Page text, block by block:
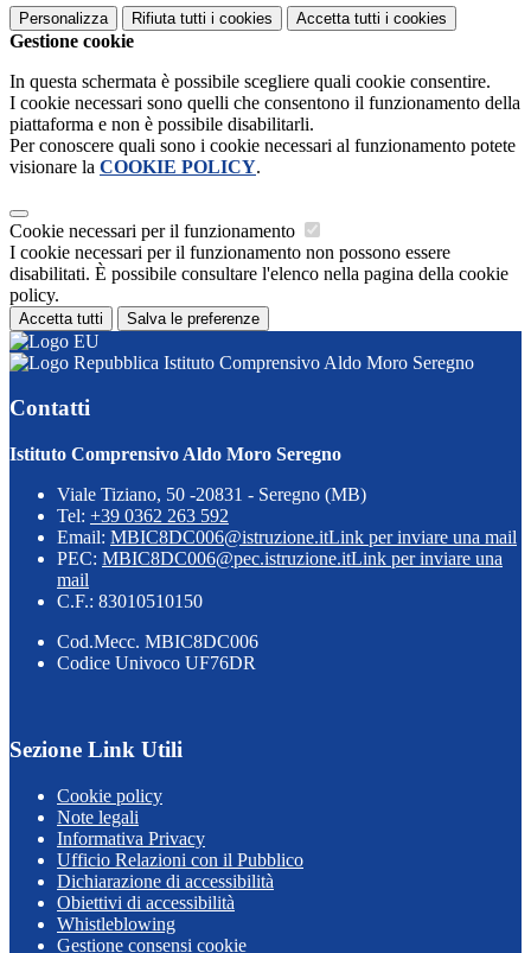
Personalizza Rifiuta tutti i cookies Accetta tutti i cookies
Gestione cookie
In questa schermata è possibile scegliere quali cookie consentire.
I cookie necessari sono quelli che consentono il funzionamento della
piattaforma e non è possibile disabilitarli.
Per conoscere quali sono i cookie necessari al funzionamento potete
visionare la COOKIE POLICY.
Cookie necessari per il funzionamento
I cookie necessari per il funzionamento non possono essere
disabilitati. È possibile consultare l'elenco nella pagina della cookie
policy.
Accetta tutti Salva le preferenze
Istituto Comprensivo Aldo Moro Seregno
Contatti
Istituto Comprensivo Aldo Moro Seregno
Viale Tiziano, 50 -20831 - Seregno (MB)
Tel: +39 0362 263 592
Email: MBIC8DC006@istruzione.itLink per inviare una mail
PEC: MBIC8DC006@pec.istruzione.itLink per inviare una
mail
C.F.: 83010510150
Cod.Mecc. MBIC8DC006
Codice Univoco UF76DR
Sezione Link Utili
Cookie policy
Note legali
Informativa Privacy
Ufficio Relazioni con il Pubblico
Dichiarazione di accessibilità
Obiettivi di accessibilità
Whistleblowing
Gestione consensi cookie